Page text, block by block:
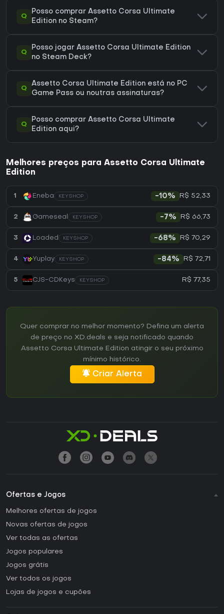
Q
Posso comprar Assetto Corsa Ultimate
Edition no Steam?
Q
Posso jogar Assetto Corsa Ultimate Edition
no Steam Deck?
Q
Assetto Corsa Ultimate Edition está no PC
Game Pass ou noutras assinaturas?
Q
Posso comprar Assetto Corsa Ultimate
Edition aqui?
Melhores preços para Assetto Corsa Ultimate
Edition
1 Eneba KEYSHOP -10% R$ 52,33
2 Gameseal KEYSHOP -7% R$ 66,73
3 Loaded KEYSHOP -68% R$ 70,29
4 Yuplay KEYSHOP -84% R$ 72,71
5 CJS-CDKeys KEYSHOP R$ 77,35
Quer comprar no melhor momento? Defina um alerta
de preço no XD.deals e seja notificado quando
Assetto Corsa Ultimate Edition atingir o seu próximo
mínimo histórico.
Criar Alerta
Ofertas e Jogos
Melhores ofertas de jogos
Novas ofertas de jogos
Ver todas as ofertas
Jogos populares
Jogos grátis
Ver todos os jogos
Lojas de jogos e cupões